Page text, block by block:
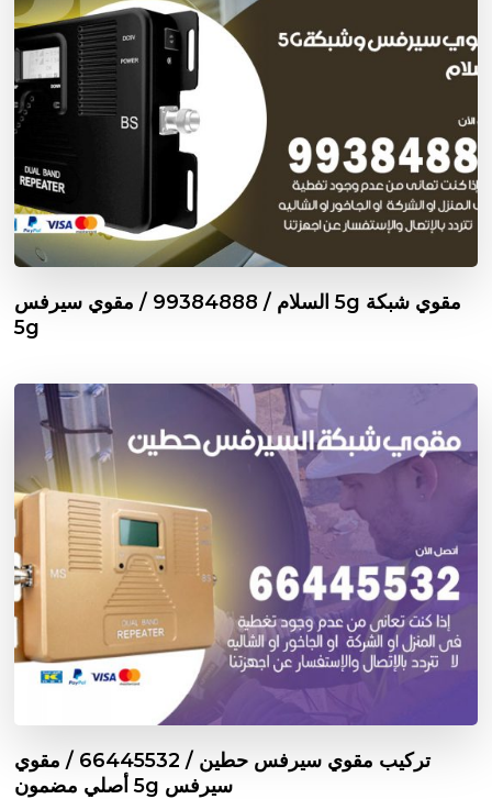
مقوي شبكة 5g السلام / 99384888 / مقوي سيرفس
5g
تركيب مقوي سيرفس حطين / 66445532 / مقوي
سيرفس 5g أصلي مضمون